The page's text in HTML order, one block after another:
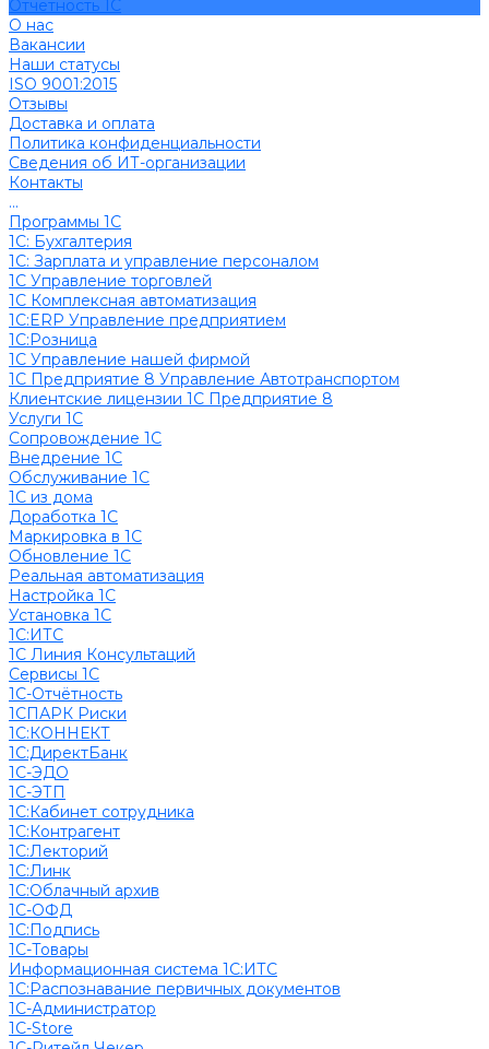
Отчетность 1С
О нас
Вакансии
Наши статусы
ISO 9001:2015
Отзывы
Доставка и оплата
Политика конфиденциальности
Сведения об ИТ-организации
Контакты
...
Программы 1С
1C: Бухгалтерия
1С: Зарплата и управление персоналом
1С Управление торговлей
1С Комплексная автоматизация
1С:ERP Управление предприятием
1С:Розница
1С Управление нашей фирмой
1С Предприятие 8 Управление Автотранспортом
Клиентские лицензии 1С Предприятие 8
Услуги 1С
Сопровождение 1С
Внедрение 1С
Обслуживание 1С
1С из дома
Доработка 1С
Маркировка в 1С
Обновление 1С
Реальная автоматизация
Настройка 1С
Установка 1С
1С:ИТС
1С Линия Консультаций
Сервисы 1С
1С-Отчётность
1СПАРК Риски
1С:КОННЕКТ
1С:ДиректБанк
1С-ЭДО
1С-ЭТП
1С:Кабинет сотрудника
1С:Контрагент
1С:Лекторий
1С:Линк
1С:Облачный архив
1С-ОФД
1С:Подпись
1С-Товары
Информационная система 1С:ИТС
1С:Распознавание первичных документов
1С-Администратор
1С-Store